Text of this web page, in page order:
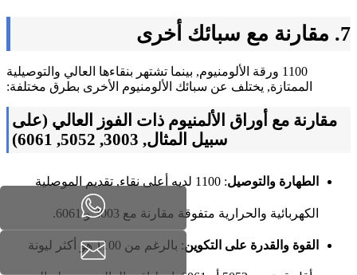
7. مقارنة مع سبائك أخرى
1100 ورقة الألومنيوم, بينما تشتهر بنقاءها العالي والتوصيلية
الممتازة, يختلف عن سبائك الألومنيوم الأخرى بطرق مختلفة:
مقارنة مع أوراق الألمنيوم ذات الفوز العالي (على
سبيل المثال, 3003, 5052, 6061)
الطهارة والتوصيل : 1100 لديه أعلى نقاء, تقديم الموصلية
الكهربائية والحرارية متفوقة مقارنة مع 3003 و 6061.
القوة والقدرة على التكوين : بالرغم من 1100 هو أكثر ليونة